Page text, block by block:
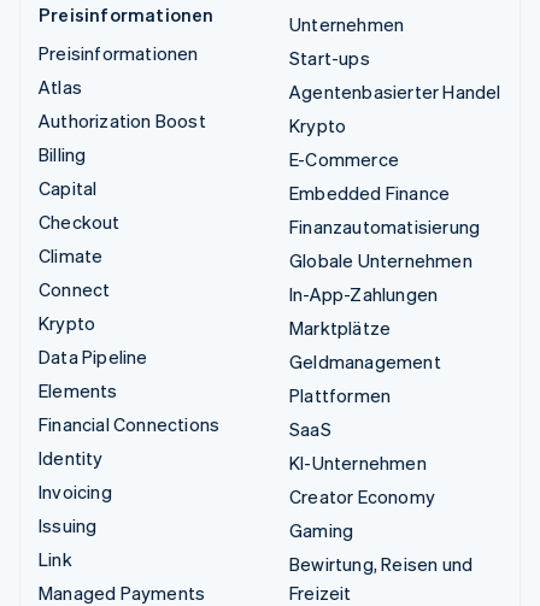
Preisinformationen
Preisinformationen
Atlas
Authorization Boost
Billing
Capital
Checkout
Climate
Connect
Krypto
Data Pipeline
Elements
Financial Connections
Identity
Invoicing
Issuing
Link
Managed Payments
Unternehmen
Start-ups
Agentenbasierter Handel
Krypto
E-Commerce
Embedded Finance
Finanzautomatisierung
Globale Unternehmen
In-App-Zahlungen
Marktplätze
Geldmanagement
Plattformen
SaaS
KI-Unternehmen
Creator Economy
Gaming
Bewirtung, Reisen und
Freizeit